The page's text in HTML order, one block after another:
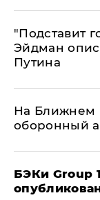
​"Подставит
Эйдман
Путина
На Ближнем
оборонный
​БЭКи Group